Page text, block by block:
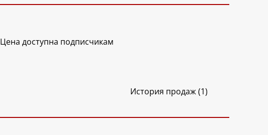
Цена доступна подписчикам
История продаж (1)